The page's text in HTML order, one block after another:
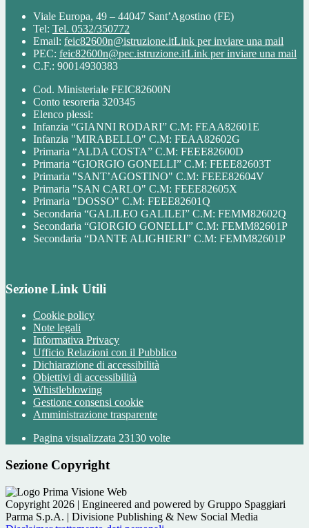
Viale Europa, 49 – 44047 Sant’Agostino (FE)
Tel: Tel. 0532/350772
Email: feic82600n@istruzione.itLink per inviare una mail
PEC: feic82600n@pec.istruzione.itLink per inviare una mail
C.F.: 90014930383
Cod. Ministeriale FEIC82600N
Conto tesoreria 320345
Elenco plessi:
Infanzia “GIANNI RODARI” C.M: FEAA82601E
Infanzia "MIRABELLO" C.M: FEAA82602G
Primaria “ALDA COSTA” C.M: FEEE82600D
Primaria “GIORGIO GONELLI” C.M: FEEE82603T
Primaria "SANT’AGOSTINO" C.M: FEEE82604V
Primaria "SAN CARLO" C.M: FEEE82605X
Primaria "DOSSO" C.M: FEEE82601Q
Secondaria “GALILEO GALILEI” C.M: FEMM82602Q
Secondaria “GIORGIO GONELLI” C.M: FEMM82601P
Secondaria “DANTE ALIGHIERI” C.M: FEMM82601P
Sezione Link Utili
Cookie policy
Note legali
Informativa Privacy
Ufficio Relazioni con il Pubblico
Dichiarazione di accessibilità
Obiettivi di accessibilità
Whistleblowing
Gestione consensi cookie
Amministrazione trasparente
Pagina visualizzata 23130 volte
Sezione Copyright
Copyright 2026 | Engineered and powered by Gruppo Spaggiari
Parma S.p.A. | Divisione Publishing & New Social Media